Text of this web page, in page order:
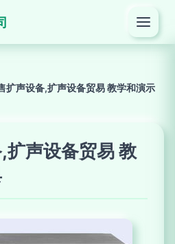
扩声设备,扩声设备贸易 教学和演示
扩声设备贸易 教